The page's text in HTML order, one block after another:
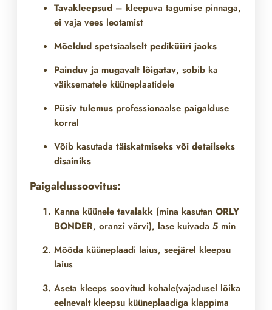
Tavakleepsud – kleepuva tagumise pinnaga,
ei vaja vees leotamist
Mõeldud spetsiaalselt pediküüri jaoks
Painduv ja mugavalt lõigatav, sobib ka
väiksematele küüneplaatidele
Püsiv tulemus professionaalse paigalduse
korral
Võib kasutadatäiskatmiseks või detailseks
disainiks
Paigaldussoovitus:
Kanna küüneletavalakk (mina kasutanORLY
BONDER, oranzi värvi), lase kuivada 5 min
Mõõda küüneplaadi laius, seejärel kleepsu
laius
Aseta kleeps soovitud kohale(vajadusel lõika
eelnevalt kleepsu küüneplaadiga klappima